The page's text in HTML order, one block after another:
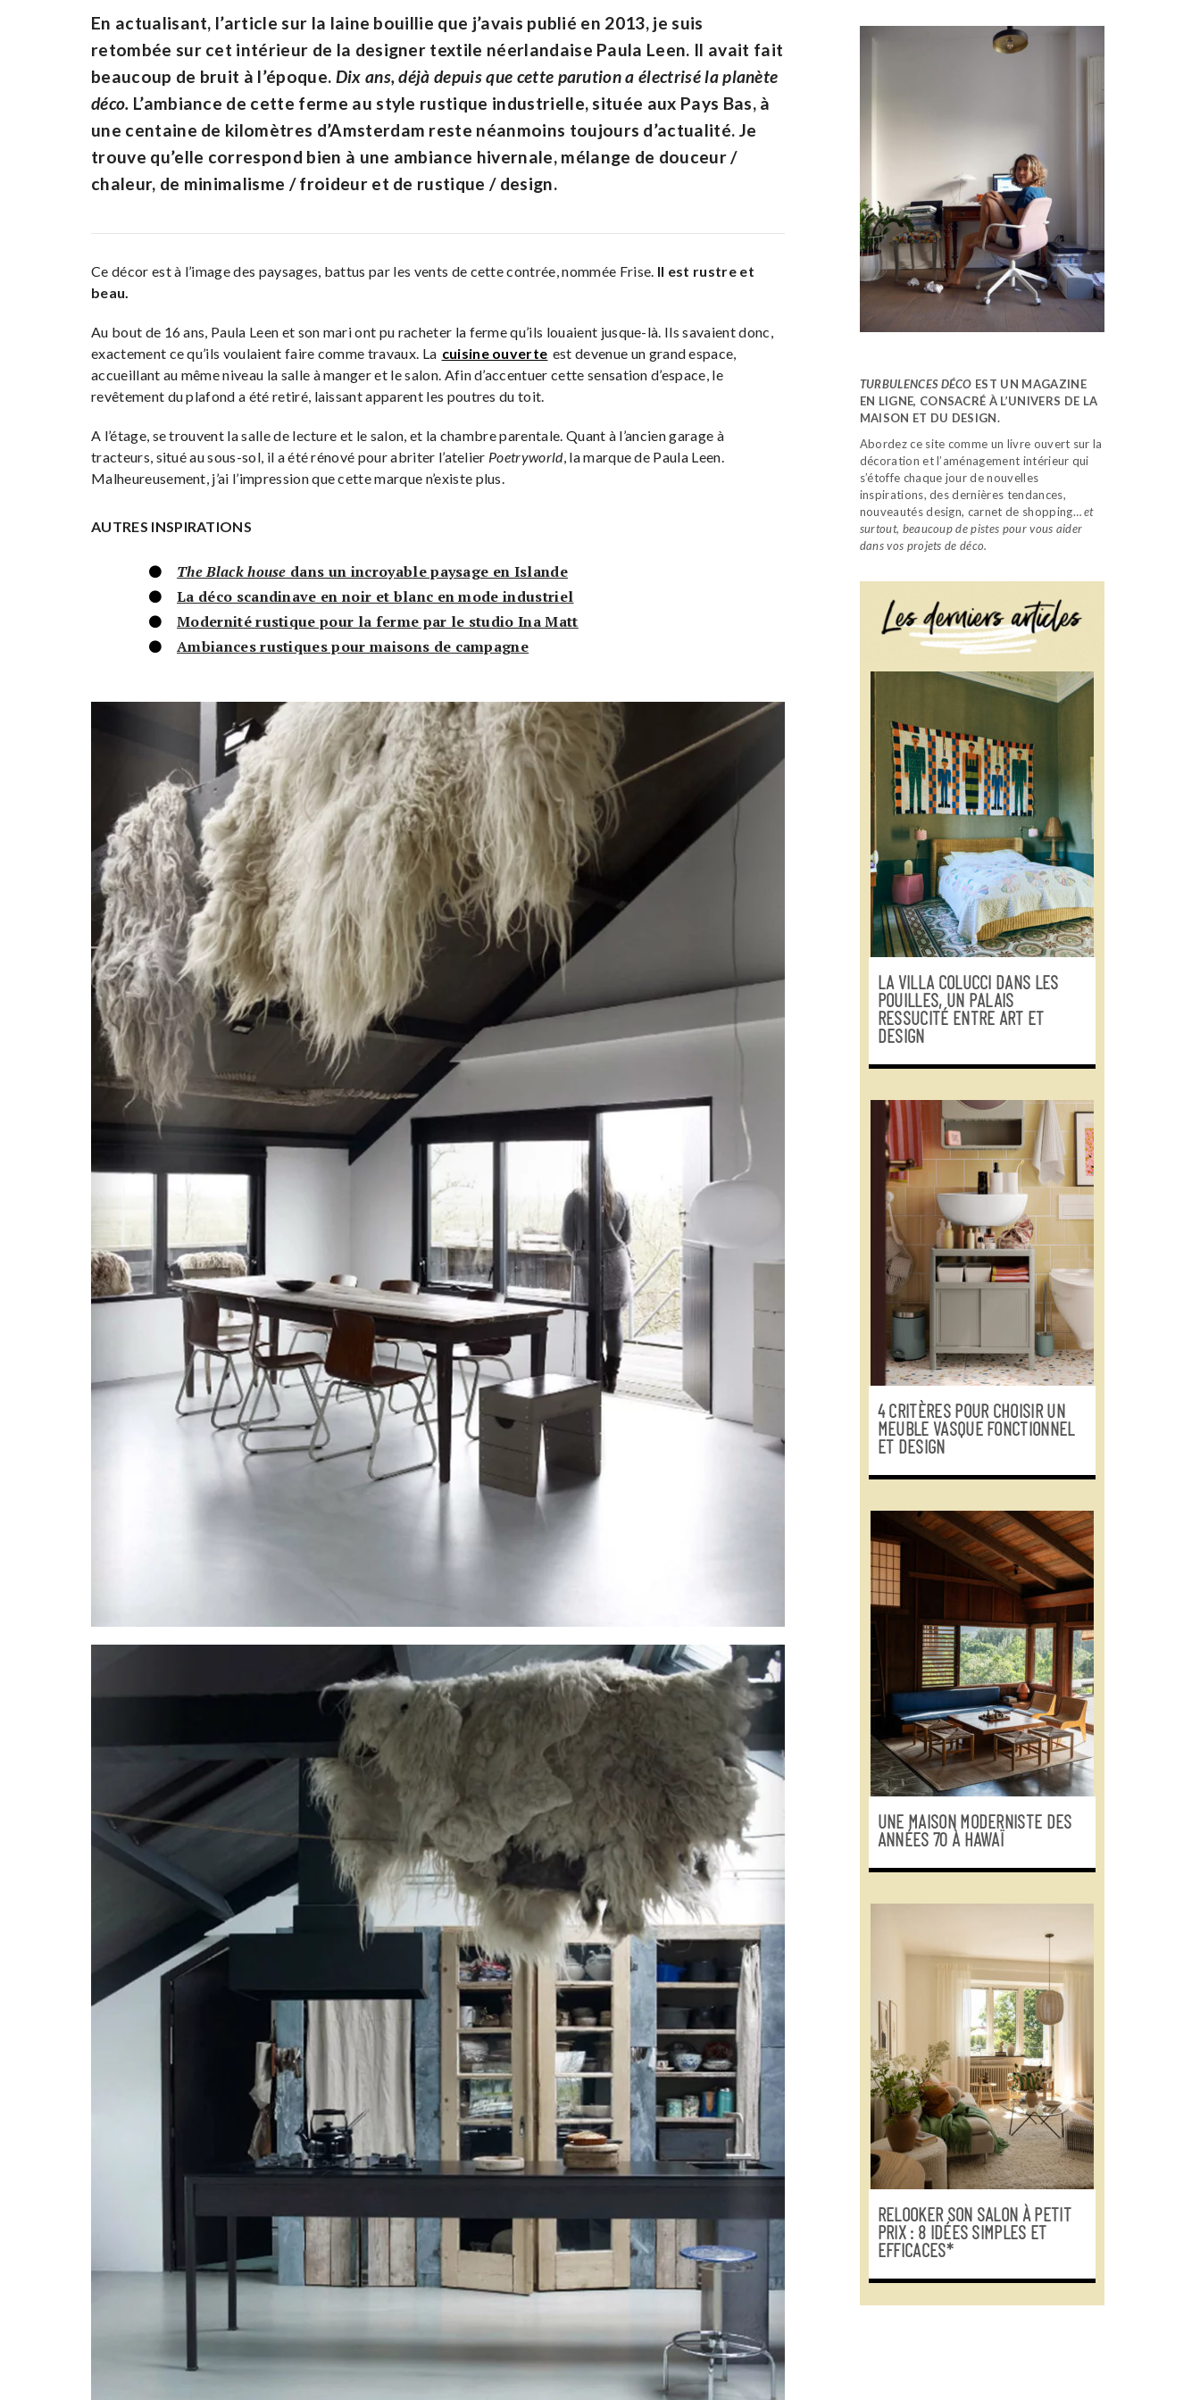
En actualisant, l’article sur la laine bouillie que j’avais publié en 2013, je suis
retombée sur cet intérieur de la designer textile néerlandaise Paula Leen. Il avait fait
beaucoup de bruit à l’époque. Dix ans, déjà depuis que cette parution a électrisé la planète
déco. L’ambiance de cette ferme au style rustique industrielle, située aux Pays Bas, à
une centaine de kilomètres d’Amsterdam reste néanmoins toujours d’actualité. Je
trouve qu’elle correspond bien à une ambiance hivernale, mélange de douceur /
chaleur, de minimalisme / froideur et de rustique / design.
Ce décor est à l’image des paysages, battus par les vents de cette contrée, nommée Frise. Il est rustre et
beau.
Au bout de 16 ans, Paula Leen et son mari ont pu racheter la ferme qu’ils louaient jusque-là. Ils savaient donc,
exactement ce qu’ils voulaient faire comme travaux. La cuisine ouverte est devenue un grand espace,
accueillant au même niveau la salle à manger et le salon. Afin d’accentuer cette sensation d’espace, le
revêtement du plafond a été retiré, laissant apparent les poutres du toit.
A l’étage, se trouvent la salle de lecture et le salon, et la chambre parentale. Quant à l’ancien garage à
tracteurs, situé au sous-sol, il a été rénové pour abriter l’atelier Poetryworld, la marque de Paula Leen.
Malheureusement, j’ai l’impression que cette marque n’existe plus.
AUTRES INSPIRATIONS
The Black house dans un incroyable paysage en Islande
La déco scandinave en noir et blanc en mode industriel
Modernité rustique pour la ferme par le studio Ina Matt
Ambiances rustiques pour maisons de campagne
TURBULENCES DÉCO EST UN MAGAZINE
EN LIGNE, CONSACRÉ À L’UNIVERS DE LA
MAISON ET DU DESIGN.
Abordez ce site comme un livre ouvert sur la
décoration et l’aménagement intérieur qui
s’étoffe chaque jour de nouvelles
inspirations, des dernières tendances,
nouveautés design, carnet de shopping…et
surtout, beaucoup de pistes pour vous aider
dans vos projets de déco.
LA VILLA COLUCCI DANS LES
POUILLES, UN PALAIS
RESSUCITÉ ENTRE ART ET
DESIGN
4 CRITÈRES POUR CHOISIR UN
MEUBLE VASQUE FONCTIONNEL
ET DESIGN
UNE MAISON MODERNISTE DES
ANNÉES 70 À HAWAÏ
RELOOKER SON SALON À PETIT
PRIX : 8 IDÉES SIMPLES ET
EFFICACES*